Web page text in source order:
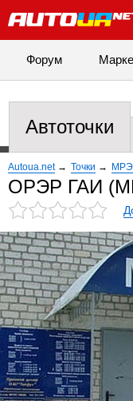
Форум
Автоточки
Autoua.net → Точки →
ОРЭР ГАИ